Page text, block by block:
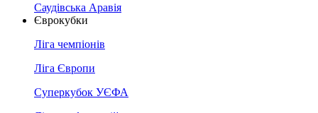
Саудівська Аравія
Єврокубки
Ліга чемпіонів
Ліга Європи
Суперкубок УЄФА